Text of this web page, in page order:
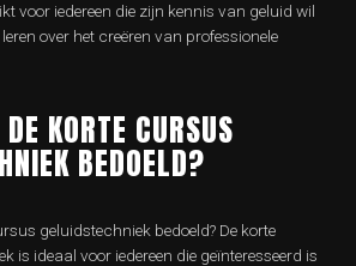
voor iedereen die zijn kennis van geluid wil
over het creëren van professionele
KORTE CURSUS
BEDOELD?
geluidstechniek bedoeld? De korte
is ideaal voor iedereen die geïnteresseerd is